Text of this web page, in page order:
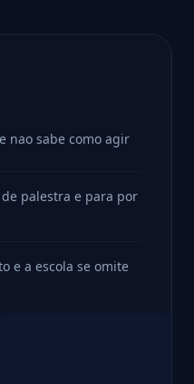
nao sabe como agir
palestra e para por
e a escola se omite